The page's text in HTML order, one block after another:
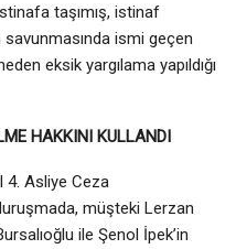
taşımış, istinaf
savunmasında ismi geçen
eksik yargılama yapıldığı
HAKKINI KULLANDI
4. Asliye Ceza
müşteki Lerzan
ile Şenol İpek’in